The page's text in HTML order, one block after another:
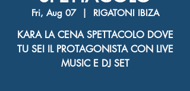
Fri, Aug 07
  |
RIGATONI IBIZA
KARA LA CENA SPETTACOLO DOVE
TU SEI IL PROTAGONISTA CON LIVE
MUSIC E DJ SET